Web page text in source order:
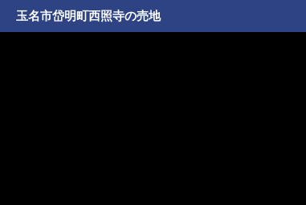
玉名市岱明町西照寺の売地